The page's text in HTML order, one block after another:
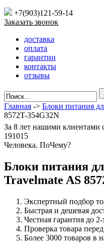
+7(903)121-59-14
Заказать звонок
доставка
оплата
гарантии
контакты
отзывы
Главная -> Блоки питания
8572T-354G32N
За 8 лет нашими клиентами
191015
Человека. ПоЧему?
Блоки питания
Travelmate AS
Экспертный подбор
Быстрая и дешевая
Честная гарантия до
Проверка товара
Более 3000 товаров в